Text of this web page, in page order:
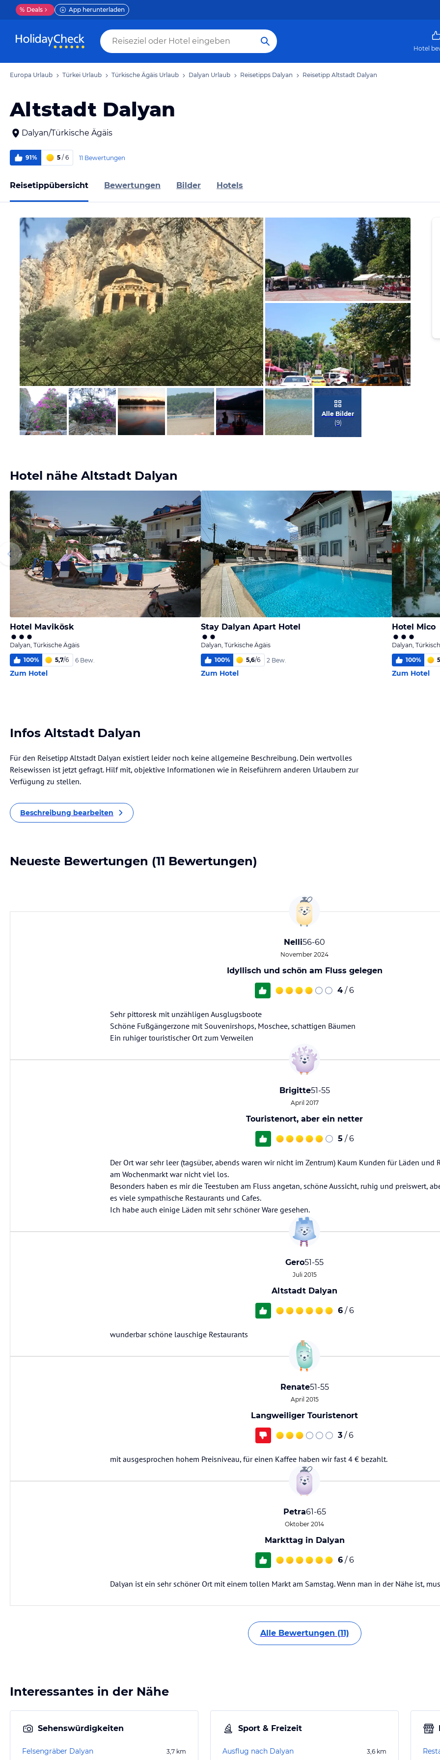
% Deals App herunterladen
Hotel
Europa Urlaub Türkei Urlaub Türkische Ägäis Urlaub Dalyan Urlaub Reisetipps Dalyan Reisetipp Altstadt Dalyan
Altstadt Dalyan
Dalyan/Türkische Ägäis
91% 5 / 6 11 Bewertungen
Reisetippübersicht Bewertungen Bilder Hotels
Bild melden
von Elke
von Brigitte
von Brigitte
Alle Bilder
(9)
Hotel nähe Altstadt Dalyan
Hotel Mavikösk
Dalyan, Türkische Ägäis
100% 5,7/6 6 Bew.
Zum Hotel
Stay Dalyan Apart Hotel
Dalyan, Türkische Ägäis
100% 5,6/6 2 Bew.
Zum Hotel
Hotel Mico
Dalyan,
100%
Zum Hotel
Infos Altstadt Dalyan
Für den Reisetipp Altstadt Dalyan existiert leider noch keine allgemeine Beschreibung. Dein wertvolles
Reisewissen ist jetzt gefragt. Hilf mit, objektive Informationen wie in Reiseführern anderen Urlaubern zur
Verfügung zu stellen.
Beschreibung bearbeiten
Neueste Bewertungen (11 Bewertungen)
Nelli56-60
November 2024
Idyllisch und schön am Fluss gelegen
4 / 6
Sehr pittoresk mit unzähligen Ausglugsboote
Schöne Fußgängerzone mit Souvenirshops, Moschee, schattigen Bäumen
Ein ruhiger touristischer Ort zum Verweilen
Brigitte51-55
April 2017
Touristenort, aber ein netter
5 / 6
Der Ort war sehr leer (tagsüber, abends waren wir nicht im Zentrum) Kaum Kunden für Läden und
am Wochenmarkt war nicht viel los.
Besonders haben es mir die Teestuben am Fluss angetan, schöne Aussicht, ruhig und preiswert,
es viele sympathische Restaurants und Cafes.
Ich habe auch einige Läden mit sehr schöner Ware gesehen.
Gero51-55
Juli 2015
Altstadt Dalyan
6 / 6
wunderbar schöne lauschige Restaurants
Renate51-55
April 2015
Langweiliger Touristenort
3 / 6
mit ausgesprochen hohem Preisniveau, für einen Kaffee haben wir fast 4 € bezahlt.
Petra61-65
Oktober 2014
Markttag in Dalyan
6 / 6
Dalyan ist ein sehr schöner Ort mit einem tollen Markt am Samstag. Wenn man in der Nähe ist,
Alle Bewertungen (11)
Interessantes in der Nähe
Sehenswürdigkeiten
Felsengräber Dalyan 3,7 km
Sport & Freizeit
Ausflug nach Dalyan 3,6 km